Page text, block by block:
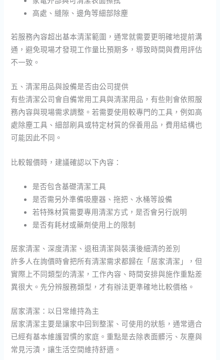
高處、縫隙、邊角等細部除塵
若服務內容超出基本清潔範圍，通常就需要更明確地提前溝
通，避免現場才發現工作量比預期多，導致時間與費用評估
不一致。
五、清潔用品與設備是否由公司提供
有些清潔公司會自備常用工具與清潔用品，有些則會依照服
務內容與現場需求調整。若需要使用較專門的工具，例如高
處除塵工具、細部刷具或特定材質的保養用品，費用結構也
可能因此不同。
比較報價時，建議確認以下內容：
是否包含基礎清潔工具
是否需另外準備吸塵器、拖把、水桶等設備
若特殊材質需要專用清潔方式，是否會另行說明
是否有耗材或藥劑使用上的限制
居家清潔、深度清潔、退租清潔與裝潢後細清的差別
許多人在詢價時會把所有清潔需求都歸在「居家清潔」，但
實際上不同類型的清潔，工作內容、時間安排與施作重點差
異很大。先分辨服務類型，才有辦法更準確地比較價格。
居家清潔：以日常維持為主
居家清潔主要是讓家中回到整潔、可使用的狀態，通常適合
已經有基本維護習慣的家庭。重點是去除表面髒污、灰塵與
常見污漬，讓生活空間維持舒適。